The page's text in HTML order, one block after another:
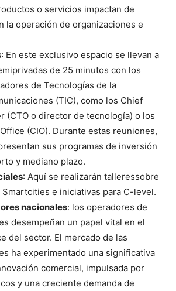
o servicios impactan de
la operación de organizaciones e
: En este exclusivo espacio se llevan a
de 25 minutos con los
de Tecnologías de la
(TIC), como los Chief
(CTO o director de tecnología) o los
(CIO). Durante estas reuniones,
sus programas de inversión
y mediano plazo.
: Aquí se realizarán talleressobre
e iniciativas para C-level.
nacionales: los operadores de
desempeñan un papel vital en el
del sector. El mercado de las
ha experimentado una significativa
comercial, impulsada por
y una creciente demanda de